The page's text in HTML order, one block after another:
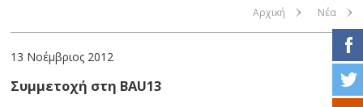
Αρχική Νέα
13 Νοέμβριος 2012
Συμμετοχή στη BAU13